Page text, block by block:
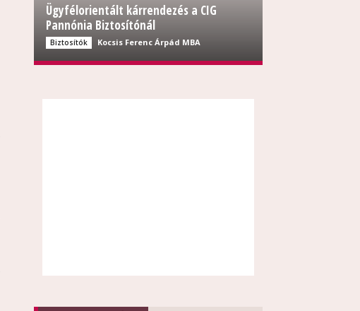
Ügyfélorientált kárrendezés a CIG
Pannónia Biztosítónál
Biztosítók Kocsis Ferenc Árpád MBA